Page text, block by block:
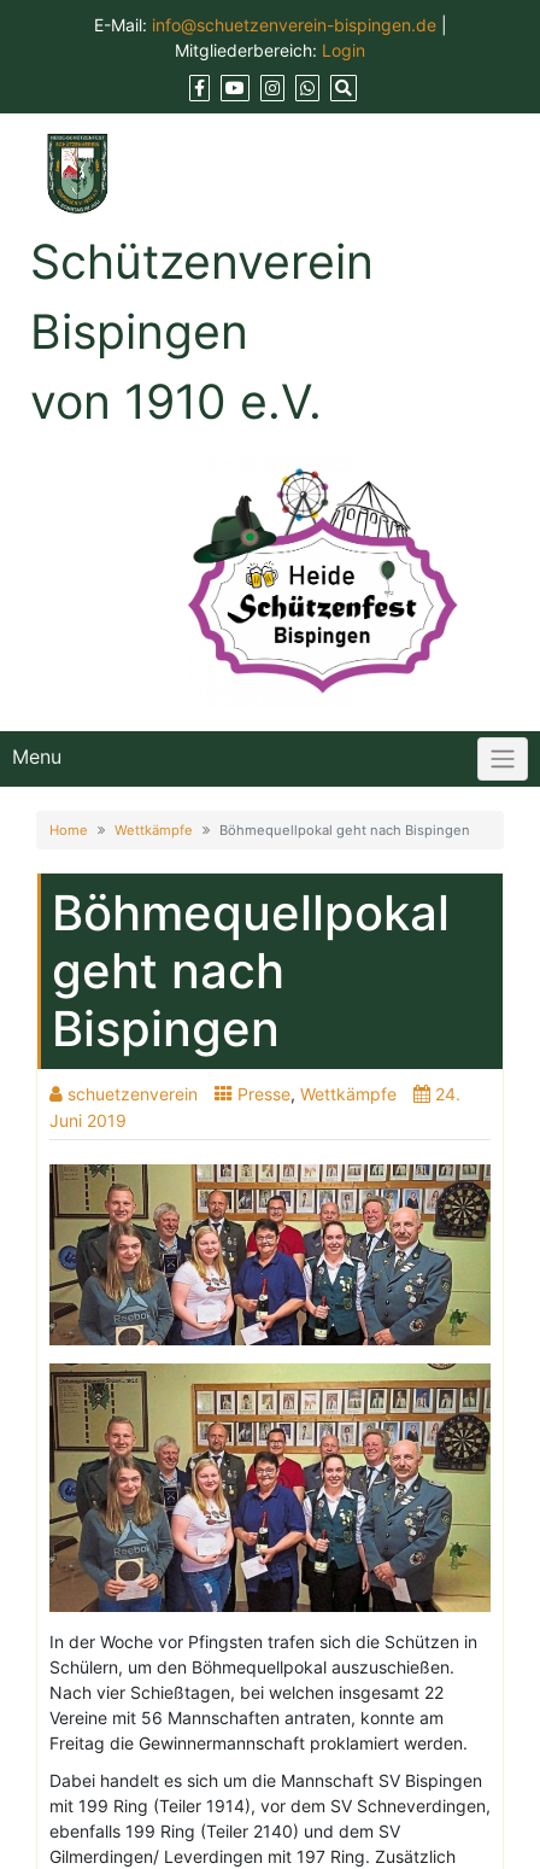
E-Mail: info@schuetzenverein-bispingen.de|
Mitgliederbereich: Login
Schützenverein
Bispingen
von 1910 e.V.
Menu
Home Wettkämpfe Böhmequellpokal geht nach Bispingen
Böhmequellpokal
geht nach
Bispingen
schuetzenverein Presse, Wettkämpfe
24.
Juni 2019
In der Woche vor Pfingsten trafen sich die Schützen in
Schülern, um den Böhmequellpokal auszuschießen.
Nach vier Schießtagen, bei welchen insgesamt 22
Vereine mit 56 Mannschaften antraten, konnte am
Freitag die Gewinnermannschaft proklamiert werden.
Dabei handelt es sich um die Mannschaft SV Bispingen
mit 199 Ring (Teiler 1914), vor dem SV Schneverdingen,
ebenfalls 199 Ring (Teiler 2140) und dem SV
Gilmerdingen/ Leverdingen mit 197 Ring. Zusätzlich